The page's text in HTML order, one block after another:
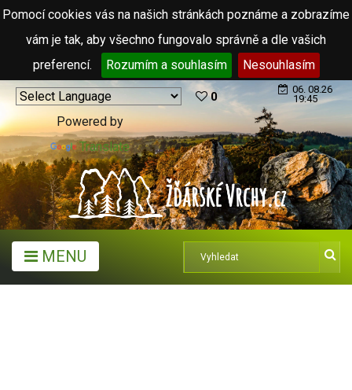
Pomocí cookies vás na našich stránkách poznáme a zobrazíme
vám je tak, aby všechno fungovalo správně a dle vašich
preferencí.
Rozumím a souhlasím Nesouhlasím
Powered by
Translate
0
06. 08.26
19:45
MENU